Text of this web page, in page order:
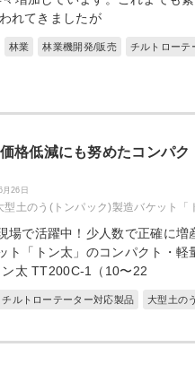
れてきましたが
林業 林業機開発/販売 チルトローテ
格低減にも努めたコンパ
26日
型土のう(トンパック)製造バケット「
場で活躍中！少人数で正確に
ト「トン太」のコンパクト・
太 TT200C-1（10〜22
チルトローテーター対応製品 大型土のう